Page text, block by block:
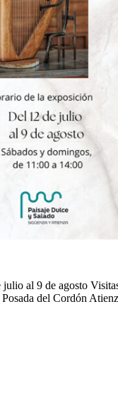
al 9 de agosto
del Cordón